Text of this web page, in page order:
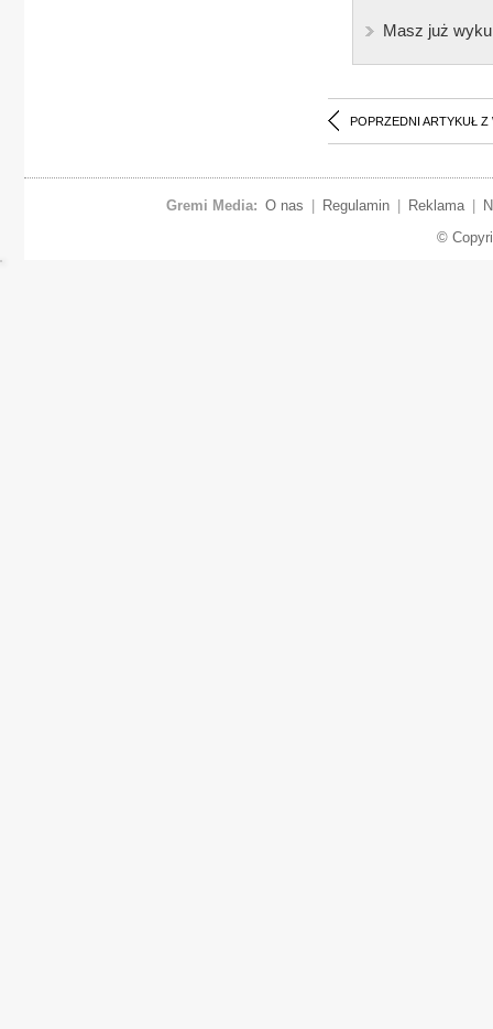
Masz już
POPRZEDNI ARTYKUŁ Z
Gremi Media: O nas Regulamin Reklama
©